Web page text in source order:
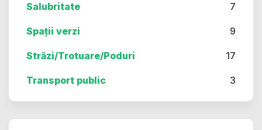
Salubritate 7
Spații verzi 9
Străzi/Trotuare/Poduri 17
Transport public 3